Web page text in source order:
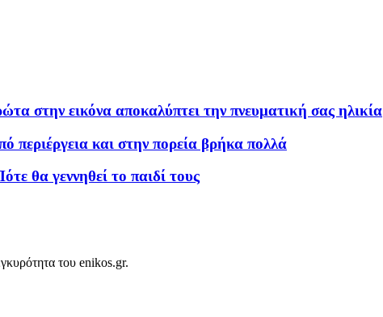
στην εικόνα αποκαλύπτει την πνευματική σας ηλικία
περιέργεια και στην πορεία βρήκα πολλά
θα γεννηθεί το παιδί τους
του enikos.gr.